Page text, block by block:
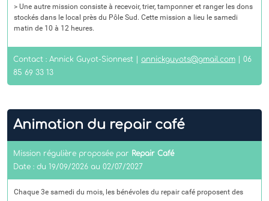
> Une autre mission consiste à recevoir, trier, tamponner et ranger les dons
stockés dans le local près du Pôle Sud. Cette mission a lieu le samedi
matin de 10 à 12 heures.
Contact : Annick Guyot-Sionnest | annickguyots@gmail.com | 06
85 69 33 13
Animation du repair café
Mission régulière proposée par Repair Café
Date : du 19/09/2026 au 02/07/2027
Chaque 3e samedi du mois, les bénévoles du repair café proposent des